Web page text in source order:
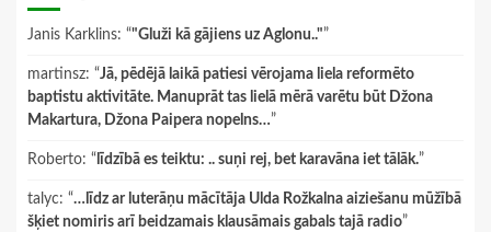
Janis Karklins: “"Gluži kā gājiens uz Aglonu.."”
martinsz: “Jā, pēdējā laikā patiesi vērojama liela reformēto
baptistu aktivitāte. Manuprāt tas lielā mērā varētu būt Džona
Makartura, Džona Paipera nopelns…”
Roberto: “ līdzībā es teiktu: .. suņi rej, bet karavāna iet tālāk.”
talyc: “…līdz ar luterāņu mācītāja Ulda Rožkalna aiziešanu mūžībā
šķiet nomiris arī beidzamais klausāmais gabals tajā radio”